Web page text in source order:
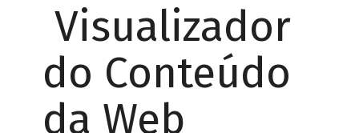
Visualizador
do Conteúdo
da Web